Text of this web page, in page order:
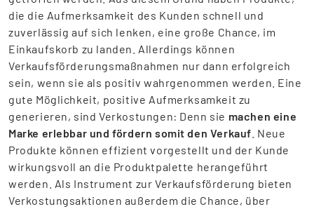
die die Aufmerksamkeit des Kunden schnell und
zuverlässig auf sich lenken, eine große Chance, im
Einkaufskorb zu landen. Allerdings können
Verkaufsförderungsmaßnahmen nur dann erfolgreich
sein, wenn sie als positiv wahrgenommen werden. Eine
gute Möglichkeit, positive Aufmerksamkeit zu
generieren, sind Verkostungen: Denn sie machen eine
Marke erlebbar und fördern somit den Verkauf . Neue
Produkte können effizient vorgestellt und der Kunde
wirkungsvoll an die Produktpalette herangeführt
werden. Als Instrument zur Verkaufsförderung bieten
Verkostungsaktionen außerdem die Chance, über